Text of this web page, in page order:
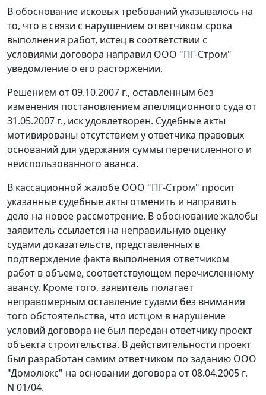
В обоснование исковых требований указывалось на
то, что в связи с нарушением ответчиком срока
выполнения работ, истец в соответствии с
условиями договора направил ООО "ПГ-Стром"
уведомление о его расторжении.
Решением от 09.10.2007 г., оставленным без
изменения постановлением апелляционного суда от
31.05.2007 г., иск удовлетворен. Судебные акты
мотивированы отсутствием у ответчика правовых
оснований для удержания суммы перечисленного и
неиспользованного аванса.
В кассационной жалобе ООО "ПГ-Стром" просит
указанные судебные акты отменить и направить
дело на новое рассмотрение. В обоснование жалобы
заявитель ссылается на неправильную оценку
судами доказательств, представленных в
подтверждение факта выполнения ответчиком
работ в объеме, соответствующем перечисленному
авансу. Кроме того, заявитель полагает
неправомерным оставление судами без внимания
того обстоятельства, что истцом в нарушение
условий договора не был передан ответчику проект
объекта строительства. В действительности проект
был разработан самим ответчиком по заданию ООО
"Домолюкс" на основании договора от 08.04.2005 г.
N 01/04.